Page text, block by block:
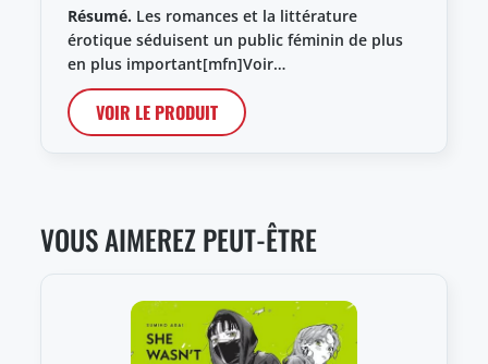
Résumé. Les romances et la littérature
érotique séduisent un public féminin de plus
en plus important[mfn]Voir…
VOIR LE PRODUIT
VOUS AIMEREZ PEUT-ÊTRE